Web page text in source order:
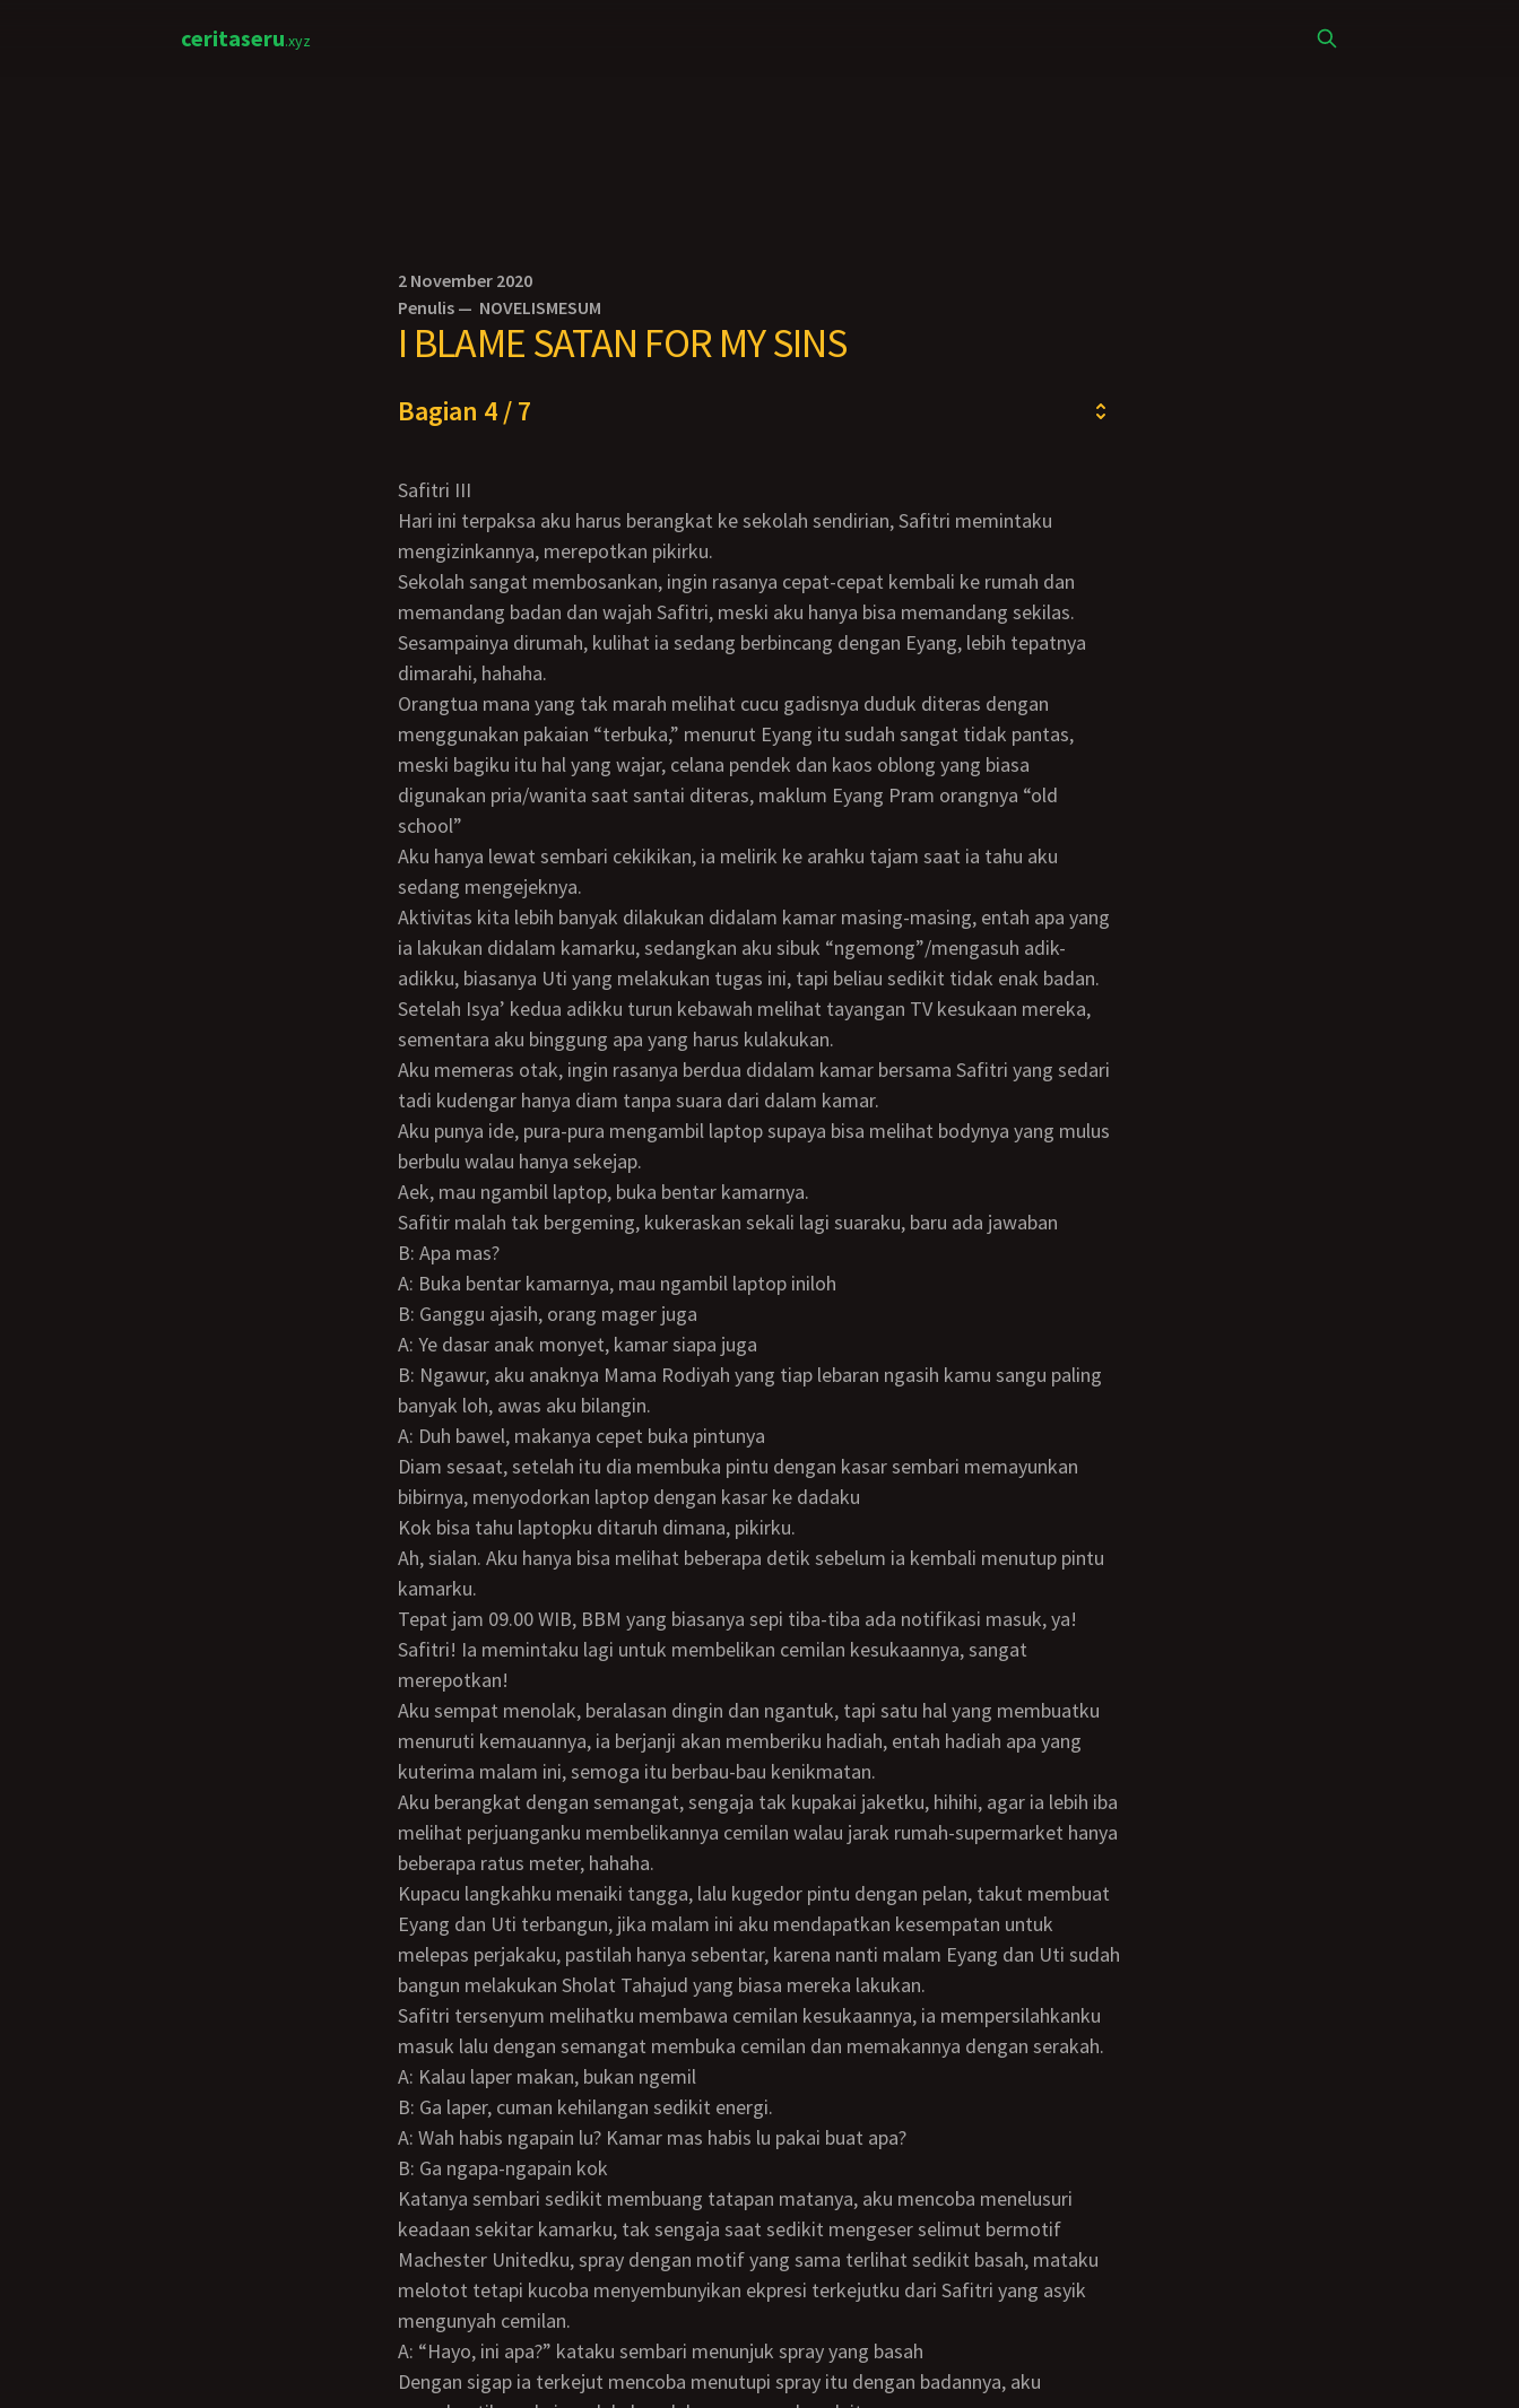
ceritaseru.xyz
2 November 2020
Penulis — NOVELISMESUM
I BLAME SATAN FOR MY SINS
Bagian 4 / 7
Safitri III
Hari ini terpaksa aku harus berangkat ke sekolah sendirian, Safitri memintaku
mengizinkannya, merepotkan pikirku.
Sekolah sangat membosankan, ingin rasanya cepat-cepat kembali ke rumah dan
memandang badan dan wajah Safitri, meski aku hanya bisa memandang sekilas.
Sesampainya dirumah, kulihat ia sedang berbincang dengan Eyang, lebih tepatnya
dimarahi, hahaha.
Orangtua mana yang tak marah melihat cucu gadisnya duduk diteras dengan
menggunakan pakaian “terbuka,” menurut Eyang itu sudah sangat tidak pantas,
meski bagiku itu hal yang wajar, celana pendek dan kaos oblong yang biasa
digunakan pria/wanita saat santai diteras, maklum Eyang Pram orangnya “old
school”
Aku hanya lewat sembari cekikikan, ia melirik ke arahku tajam saat ia tahu aku
sedang mengejeknya.
Aktivitas kita lebih banyak dilakukan didalam kamar masing-masing, entah apa yang
ia lakukan didalam kamarku, sedangkan aku sibuk “ngemong”/mengasuh adik-
adikku, biasanya Uti yang melakukan tugas ini, tapi beliau sedikit tidak enak badan.
Setelah Isya’ kedua adikku turun kebawah melihat tayangan TV kesukaan mereka,
sementara aku binggung apa yang harus kulakukan.
Aku memeras otak, ingin rasanya berdua didalam kamar bersama Safitri yang sedari
tadi kudengar hanya diam tanpa suara dari dalam kamar.
Aku punya ide, pura-pura mengambil laptop supaya bisa melihat bodynya yang mulus
berbulu walau hanya sekejap.
Aek, mau ngambil laptop, buka bentar kamarnya.
Safitir malah tak bergeming, kukeraskan sekali lagi suaraku, baru ada jawaban
B: Apa mas?
A: Buka bentar kamarnya, mau ngambil laptop iniloh
B: Ganggu ajasih, orang mager juga
A: Ye dasar anak monyet, kamar siapa juga
B: Ngawur, aku anaknya Mama Rodiyah yang tiap lebaran ngasih kamu sangu paling
banyak loh, awas aku bilangin.
A: Duh bawel, makanya cepet buka pintunya
Diam sesaat, setelah itu dia membuka pintu dengan kasar sembari memayunkan
bibirnya, menyodorkan laptop dengan kasar ke dadaku
Kok bisa tahu laptopku ditaruh dimana, pikirku.
Ah, sialan. Aku hanya bisa melihat beberapa detik sebelum ia kembali menutup pintu
kamarku.
Tepat jam 09.00 WIB, BBM yang biasanya sepi tiba-tiba ada notifikasi masuk, ya!
Safitri! Ia memintaku lagi untuk membelikan cemilan kesukaannya, sangat
merepotkan!
Aku sempat menolak, beralasan dingin dan ngantuk, tapi satu hal yang membuatku
menuruti kemauannya, ia berjanji akan memberiku hadiah, entah hadiah apa yang
kuterima malam ini, semoga itu berbau-bau kenikmatan.
Aku berangkat dengan semangat, sengaja tak kupakai jaketku, hihihi, agar ia lebih iba
melihat perjuanganku membelikannya cemilan walau jarak rumah-supermarket hanya
beberapa ratus meter, hahaha.
Kupacu langkahku menaiki tangga, lalu kugedor pintu dengan pelan, takut membuat
Eyang dan Uti terbangun, jika malam ini aku mendapatkan kesempatan untuk
melepas perjakaku, pastilah hanya sebentar, karena nanti malam Eyang dan Uti sudah
bangun melakukan Sholat Tahajud yang biasa mereka lakukan.
Safitri tersenyum melihatku membawa cemilan kesukaannya, ia mempersilahkanku
masuk lalu dengan semangat membuka cemilan dan memakannya dengan serakah.
A: Kalau laper makan, bukan ngemil
B: Ga laper, cuman kehilangan sedikit energi.
A: Wah habis ngapain lu? Kamar mas habis lu pakai buat apa?
B: Ga ngapa-ngapain kok
Katanya sembari sedikit membuang tatapan matanya, aku mencoba menelusuri
keadaan sekitar kamarku, tak sengaja saat sedikit mengeser selimut bermotif
Machester Unitedku, spray dengan motif yang sama terlihat sedikit basah, mataku
melotot tetapi kucoba menyembunyikan ekpresi terkejutku dari Safitri yang asyik
mengunyah cemilan.
A: “Hayo, ini apa?” kataku sembari menunjuk spray yang basah
Dengan sigap ia terkejut mencoba menutupi spray itu dengan badannya, aku